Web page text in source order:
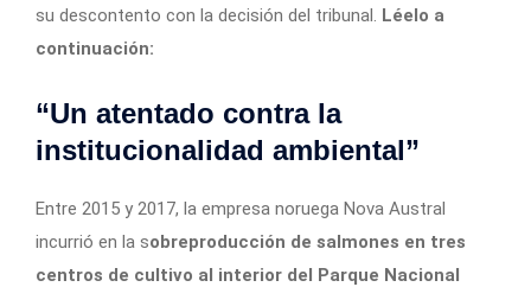
su descontento con la decisión del tribunal. Léelo a
continuación:
“Un atentado contra la
institucionalidad ambiental”
Entre 2015 y 2017, la empresa noruega Nova Austral
incurrió en la sobreproducción de salmones en tres
centros de cultivo al interior del Parque Nacional